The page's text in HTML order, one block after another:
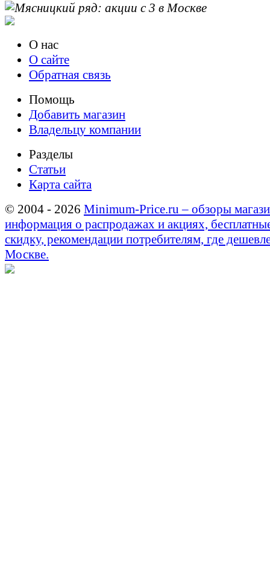
О нас
О сайте
Обратная связь
Помощь
Добавить магазин
Владельцу компании
Разделы
Статьи
Карта сайта
© 2004 - 2026 Minimum-Price.ru – обзоры
информация о распродажах и акциях,
скидку, рекомендации потребителям, где
Москве.